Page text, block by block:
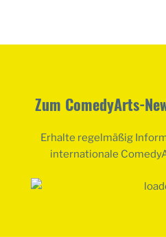
Zum ComedyArts-
Erhalte regelmäßig
internationale